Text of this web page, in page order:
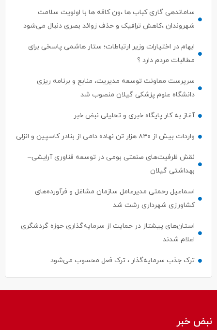
ساماندهی گاری کباب ها ،ون کافه ها با اولویت سلامت
شهروندان ،کاهش ترافیک و حذف زوائد بصری دنبال می‌شود
ابهام در اختیارات وزیر ارتباطات؛ ستار هاشمی پاسخی برای
مطالبات مردم دارد ؟
سرپرست معاونت توسعه مدیریت، منابع و برنامه ریزی
دانشگاه علوم پزشکی گیلان منصوب شد
آغاز به کار پایگاه خبری و تحلیلی نبض خبر
واردات بیش از ۸۴۰ هزار تن نهاده دامی از بنادر كاسپین و انزلی
نقش ظرفیت‌های صنعتی بومی در توسعه فناوری آرایشی–
بهداشتی گیلان
اسماعیل رحمتی مدیرعامل سازمان مشاغل و فرآورده‌های
کشاورزی شهرداری رشت شد
استان‌های پیشتاز در حمایت از سرمایه‌گذاری حوزه گردشگری
اعلام شدند
ترک جذب سرمایه‌گذار ، ترک فعل محسوب می‌شود
نبض خبر